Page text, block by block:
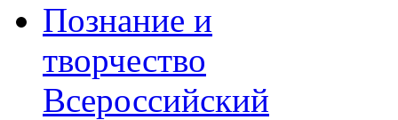
Познание и
творчество
Всероссийский